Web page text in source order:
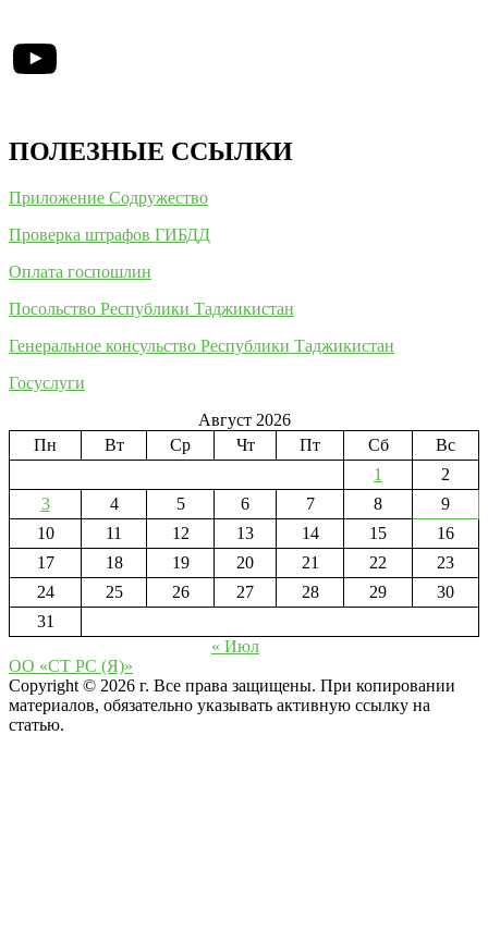
YouTube
ПОЛЕЗНЫЕ ССЫЛКИ
Приложение Содружество
Проверка штрафов ГИБДД
Оплата госпошлин
Посольство Республики Таджикистан
Генеральное консульство Республики Таджикистан
Госуслуги
Август 2026
Пн
Вт Ср Чт Пт Сб
Вс
1
2
3
4 5 6 7 8
9
10
11 12 13 14 15
16
17
18 19 20 21 22
23
24
25 26 27 28 29
30
31
« Июл
ОО «СТ РС (Я)»
Copyright © 2026 г. Все права защищены. При копировании
материалов, обязательно указывать активную ссылку на
статью.